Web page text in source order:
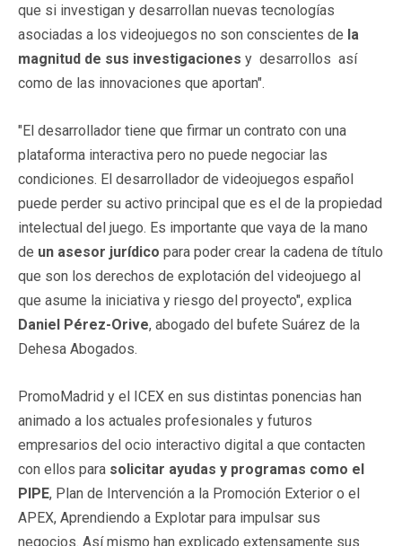
que si investigan y desarrollan nuevas tecnologías
asociadas a los videojuegos no son conscientes de la
magnitud de sus investigaciones y desarrollos así
como de las innovaciones que aportan".
"El desarrollador tiene que firmar un contrato con una
plataforma interactiva pero no puede negociar las
condiciones. El desarrollador de videojuegos español
puede perder su activo principal que es el de la propiedad
intelectual del juego. Es importante que vaya de la mano
de un asesor jurídico para poder crear la cadena de título
que son los derechos de explotación del videojuego al
que asume la iniciativa y riesgo del proyecto", explica
Daniel Pérez-Orive, abogado del bufete Suárez de la
Dehesa Abogados.
PromoMadrid y el ICEX en sus distintas ponencias han
animado a los actuales profesionales y futuros
empresarios del ocio interactivo digital a que contacten
con ellos para solicitar ayudas y programas como el
PIPE, Plan de Intervención a la Promoción Exterior o el
APEX, Aprendiendo a Explotar para impulsar sus
negocios. Así mismo han explicado extensamente sus